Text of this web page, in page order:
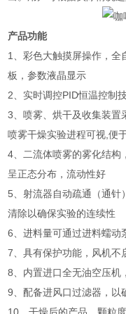
产品功能
1、彩色大触摸屏操作，全
板，参数液晶显示
2、实时调控PID恒温控制
3、喷雾、烘干及收集装置
喷雾干燥实验进程可视,便
4、二流体喷雾的雾化结构
呈正态分布，流动性好
5、射流器自动疏通（通针
清除以确保实验的连续性
6、进料量可通过进料蠕动
7、具有保护功能，风机不
8、内置进口全无油空压机
9、配备进风口过滤器，以